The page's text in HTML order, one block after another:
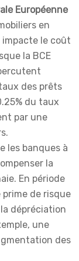
Européenne
en
le coût
la BCE
des prêts
du taux
par une
les banques à
la
En période
de risque
dépréciation
une
des